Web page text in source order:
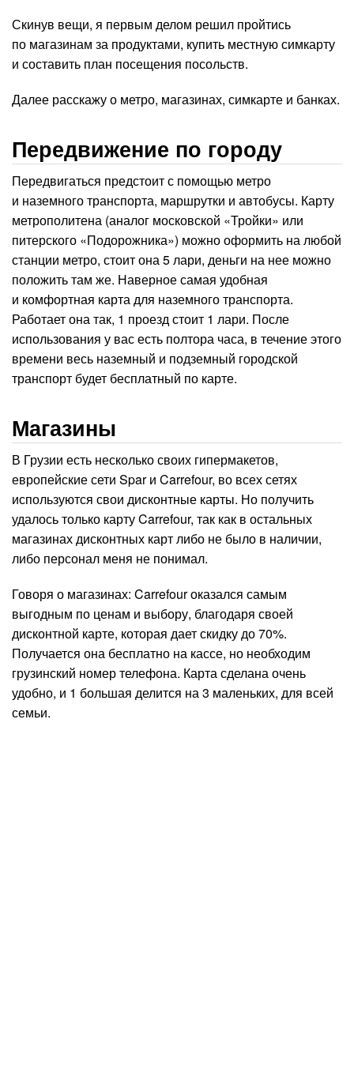
Скинув вещи, я первым делом решил пройтись
по магазинам за продуктами, купить местную симкарту
и составить план посещения посольств.
Далее расскажу о метро, магазинах, симкарте и банках.
Передвижение по городу
Передвигаться предстоит с помощью метро
и наземного транспорта, маршрутки и автобусы. Карту
метрополитена (аналог московской «Тройки» или
питерского «Подорожника») можно оформить на любой
станции метро, стоит она 5 лари, деньги на нее можно
положить там же. Наверное самая удобная
и комфортная карта для наземного транспорта.
Работает она так, 1 проезд стоит 1 лари. После
использования у вас есть полтора часа, в течение этого
времени весь наземный и подземный городской
транспорт будет бесплатный по карте.
Магазины
В Грузии есть несколько своих гипермакетов,
европейские сети Spar и Carrefour, во всех сетях
используются свои дисконтные карты. Но получить
удалось только карту Carrefour, так как в остальных
магазинах дисконтных карт либо не было в наличии,
либо персонал меня не понимал.
Говоря о магазинах: Carrefour оказался самым
выгодным по ценам и выбору, благодаря своей
дисконтной карте, которая дает скидку до 70%.
Получается она бесплатно на кассе, но необходим
грузинский номер телефона. Карта сделана очень
удобно, и 1 большая делится на 3 маленьких, для всей
семьи.